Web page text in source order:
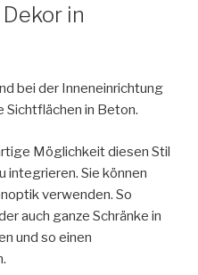
in
bei der Inneneinrichtung
Sichtflächen in Beton.
Möglichkeit diesen Stil
integrieren. Sie können
verwenden. So
auch ganze Schränke in
und so einen